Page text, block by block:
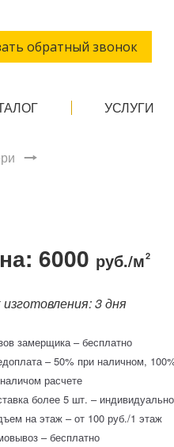
обратный звонок
УСЛУГИ
6000 руб./м2
3 дня
замерщика – бесплатно
– 50% при наличном,
расчете
более 5 шт. – индивидуально
на этаж – от 100 руб./1 этаж
– бесплатно